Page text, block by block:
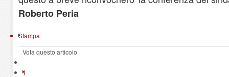
Roberto Peria
Stampa
Vota questo articolo
1